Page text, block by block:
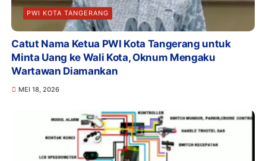
PWI KOTA TANGERANG
Catut Nama Ketua PWI Kota Tangerang untuk
Minta Uang ke Wali Kota, Oknum Mengaku
Wartawan Diamankan
MEI 18, 2026